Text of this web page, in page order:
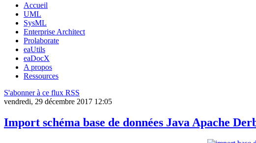
Accueil
UML
SysML
Enterprise Architect
Prolaborate
eaUtils
eaDocX
A propos
Ressources
S'abonner à ce flux RSS
vendredi, 29 décembre 2017 12:05
Import schéma base de données Java Apache